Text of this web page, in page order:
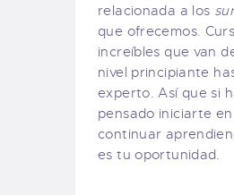
relacionada a los
que ofrecemos.
increíbles que van
nivel principiante
experto. Así que si
pensado iniciarte
continuar
es tu oportunidad.